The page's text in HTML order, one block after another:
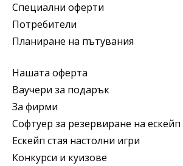
Специални оферти
Потребители
Планиране на пътувания
Нашата оферта
Ваучери за подарък
За фирми
Софтуер за резервиране на ескейп
Ескейп стая настолни игри
Конкурси и куизове